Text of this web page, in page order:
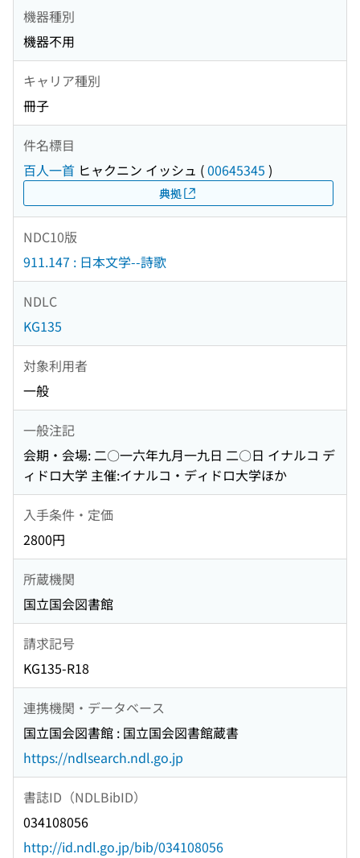
機器種別
機器不用
キャリア種別
冊子
件名標目
百人一首 ヒャクニン イッシュ (00645345 )
典拠
NDC10版
911.147 : 日本文学--詩歌
NDLC
KG135
対象利用者
一般
一般注記
会期・会場: 二〇一六年九月一九日 二〇日 イナルコ デ
ィドロ大学 主催:イナルコ・ディドロ大学ほか
入手条件・定価
2800円
所蔵機関
国立国会図書館
請求記号
KG135-R18
連携機関・データベース
国立国会図書館 : 国立国会図書館蔵書
https://ndlsearch.ndl.go.jp
書誌ID（NDLBibID）
034108056
http://id.ndl.go.jp/bib/034108056